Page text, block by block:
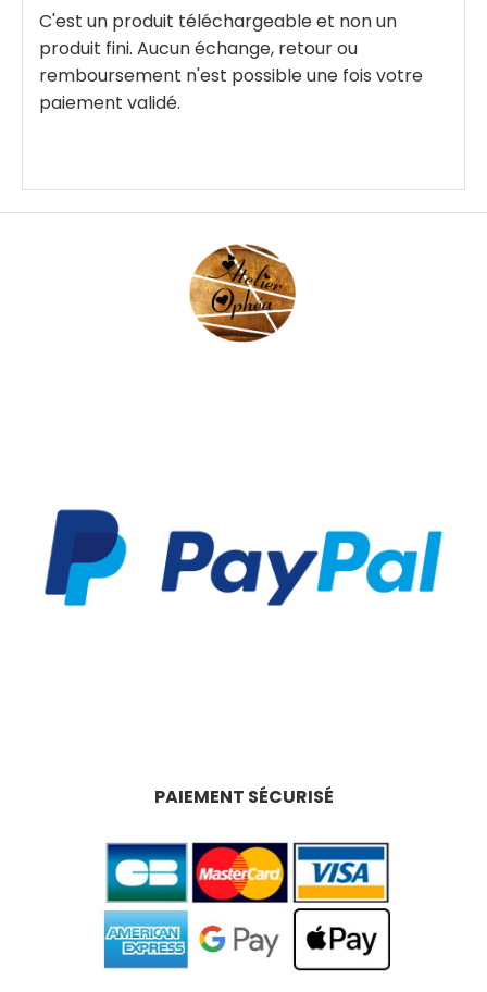
C'est un produit téléchargeable et non un
produit fini. Aucun échange, retour ou
remboursement n'est possible une fois votre
paiement validé.
PAIEMENT SÉCURISÉ